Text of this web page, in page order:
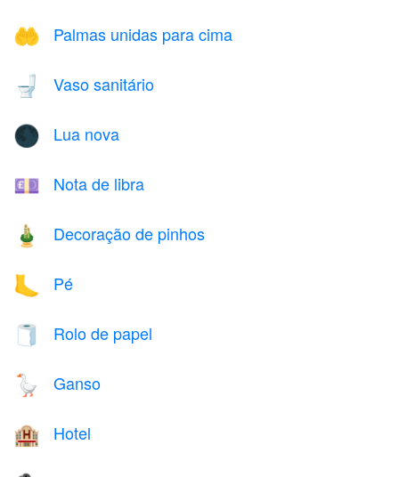
🤲 Palmas unidas para cima
🚽 Vaso sanitário
🌑 Lua nova
💷 Nota de libra
🎍 Decoração de pinhos
🦶 Pé
🧻 Rolo de papel
🪿 Ganso
🏨 Hotel